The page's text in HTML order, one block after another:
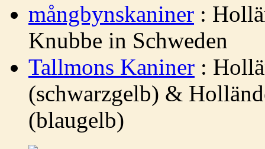
mångbynskaniner :
Knubbe in Schweden
Tallmons Kaniner :
(schwarzgelb) &
(blaugelb)